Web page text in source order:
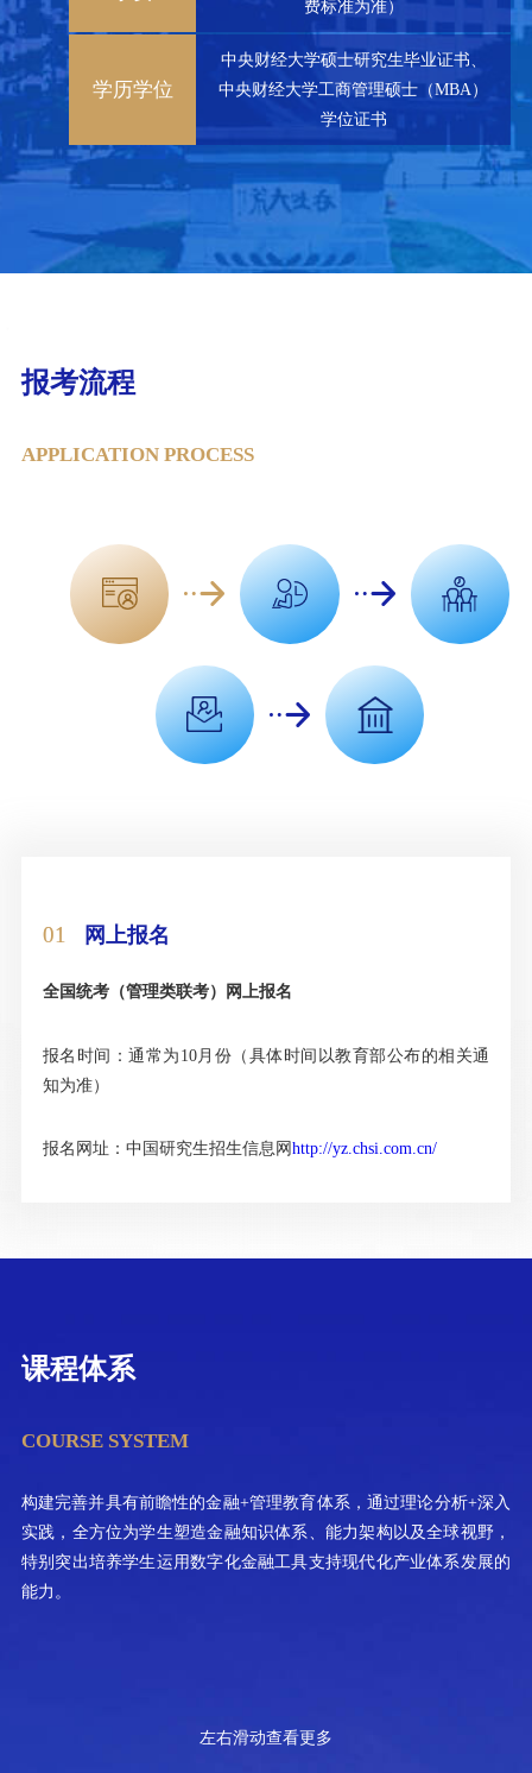
费标准为准）
学历学位
中央财经大学硕士研究生毕业证书、
中央财经大学工商管理硕士（MBA）
学位证书
报考流程
APPLICATION PROCESS
01 网上报名
全国统考（管理类联考）网上报名
报名时间：通常为10月份（具体时间以教育部公布的相关通
知为准）
报名网址：中国研究生招生信息网http://yz.chsi.com.cn/
课程体系
COURSE SYSTEM
构建完善并具有前瞻性的金融+管理教育体系，通过理论分析+深入
实践，全方位为学生塑造金融知识体系、能力架构以及全球视野，
特别突出培养学生运用数字化金融工具支持现代化产业体系发展的
能力。
左右滑动查看更多